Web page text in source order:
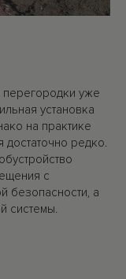
уже
установка
на практике
достаточно редко.
с
безопасности, а
системы.